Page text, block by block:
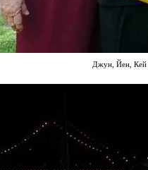
Джун Йен Кей